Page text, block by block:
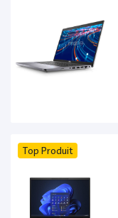
Top Produit